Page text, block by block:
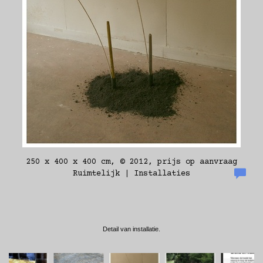
250 x 400 x 400 cm, © 2012, prijs op aanvraag
Ruimtelijk | Installaties
Detail van installatie.